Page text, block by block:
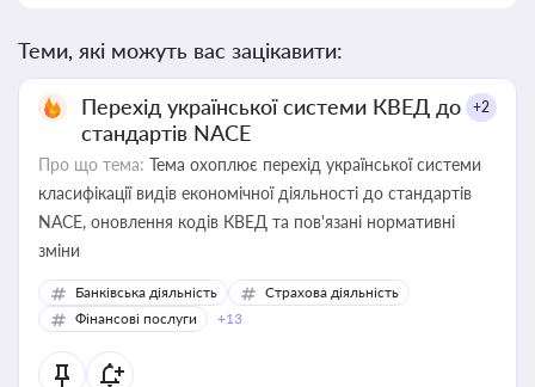
Теми, які можуть вас зацікавити:
Перехід української системи КВЕД до
стандартів NACE
+2
Про що тема: Тема охоплює перехід української системи
класифікації видів економічної діяльності до стандартів
NACE, оновлення кодів КВЕД та пов'язані нормативні
зміни
Банківська діяльність
Страхова діяльність
Фінансові послуги
+13